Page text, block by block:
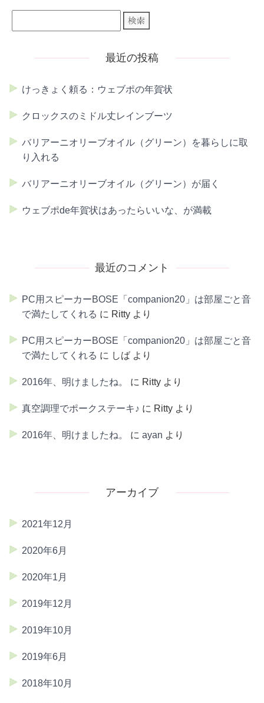
最近の投稿
けっきょく頼る：ウェブポの年賀状
クロックスのミドル丈レインブーツ
バリアーニオリーブオイル（グリーン）を暮らしに取
り入れる
バリアーニオリーブオイル（グリーン）が届く
ウェブポde年賀状はあったらいいな、が満載
最近のコメント
PC用スピーカーBOSE「companion20」は部屋ごと音
で満たしてくれる に Ritty より
PC用スピーカーBOSE「companion20」は部屋ごと音
で満たしてくれる に しば より
2016年、明けましたね。 に Ritty より
真空調理でポークステーキ♪ に Ritty より
2016年、明けましたね。 に ayan より
アーカイブ
2021年12月
2020年6月
2020年1月
2019年12月
2019年10月
2019年6月
2018年10月